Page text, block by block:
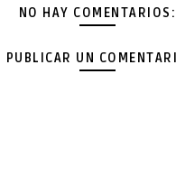
NO HAY COMENTARIOS:
PUBLICAR UN